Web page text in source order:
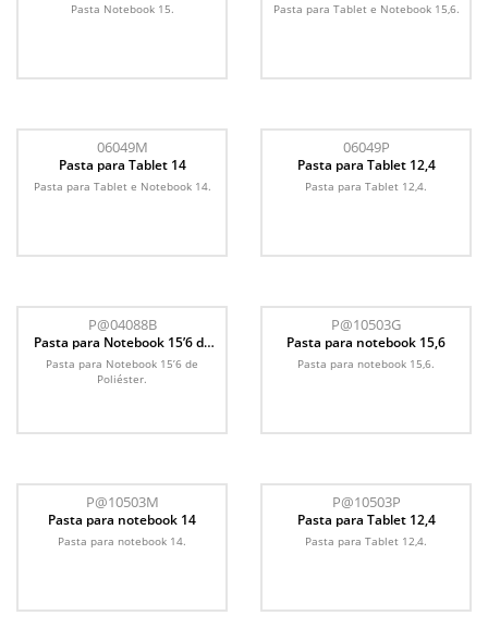
Pasta Notebook 15. Pasta para Tablet e Notebook 15,6.
06049M
Pasta para Tablet 14
Pasta para Tablet e Notebook 14.
06049P
Pasta para Tablet 12,4
Pasta para Tablet 12,4.
P@04088B
Pasta para Notebook 15’6 de
Poliéster
Pasta para Notebook 15’6 de
Poliéster.
P@10503G
Pasta para notebook 15,6
Pasta para notebook 15,6.
P@10503M
Pasta para notebook 14
Pasta para notebook 14.
P@10503P
Pasta para Tablet 12,4
Pasta para Tablet 12,4.